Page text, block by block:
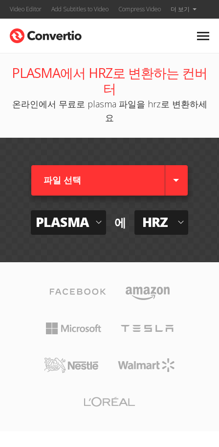
Video Editor Add Subtitles to Video Compress Video 더 보기
PLASMA에서 HRZ로 변환하는 컨버
터
온라인에서 무료로 plasma 파일을 hrz로 변환하세
요
파일 선택
PLASMA 에 HRZ